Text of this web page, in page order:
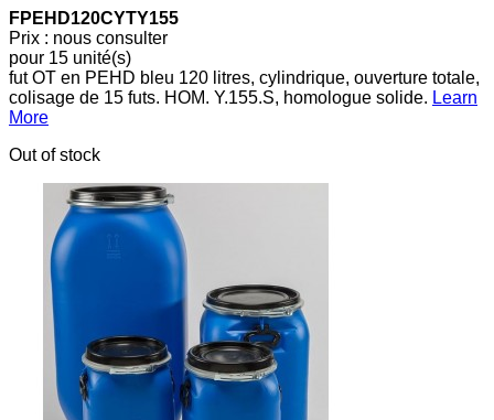
FPEHD120CYTY155
Prix : nous consulter
pour 15 unité(s)
fut OT en PEHD bleu 120 litres, cylindrique, ouverture totale,
colisage de 15 futs. HOM. Y.155.S, homologue solide. Learn
More
Out of stock